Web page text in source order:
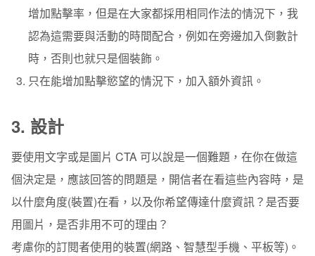
增加點擊率，但是在大家都採用相同作法的情況下，我
認為這需要與活動的時間配合，例如在旁邊加入倒數計
時，否則也就只是個裝飾。
只在能增加點擊慾望的情況下，加入額外資訊。
3. 設計
要使用文字或是圖片 CTA 可以說是一個難題，在你在做這
個決定是，應該回答的問題是，開信者在看這些內容時，是
以什麼角度(裝置)在看，以及你希望傳達什麼資訊？是否要
用圖片，是否非用不可的理由？
考慮你的訂閱者使用的裝置(網路、智慧型手機、平板等)。